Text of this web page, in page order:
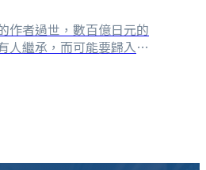
作者過世，數百億日元的
人繼承，而可能要歸入日
人除了惋惜之外，應該也
了。不過，從著作權法的